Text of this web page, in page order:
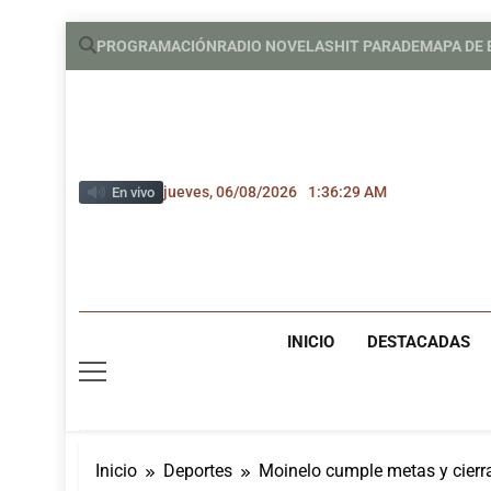
Saltar
PROGRAMACIÓNRADIO NOVELASHIT PARADEMAPA DE
En vivo jueves, 06/08/2026 1:36:31 AM
INICIO DESTACADAS
Inicio Deportes Moinelo cumple metas y